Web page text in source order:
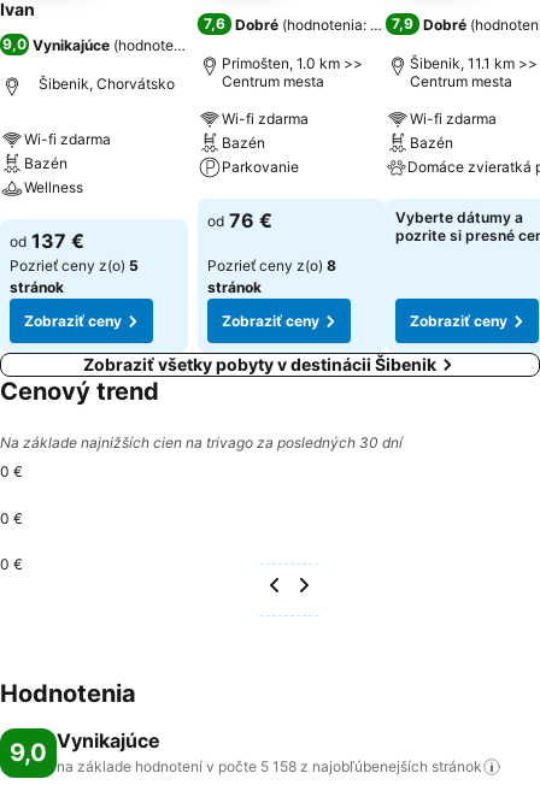
Ivan
9,0 Vynikajúce (hodnotenia: 5 158
Šibenik, Chorvátsko
Wi-fi zdarma
Bazén
Wellness
Zobraziť ceny
od 137 €
Pozrieť ceny z(o) 5
stránok
Zobraziť ceny
7,6 Dobré (hodnotenia: 5 053)
Primošten, 1.0 km >>
Centrum mesta
Wi-fi zdarma
Bazén
Parkovanie
Zobraziť ceny
od 76 €
Pozrieť ceny z(o) 8
stránok
Zobraziť ceny
7,9 Dobré (
Šibenik, 11.1 km >>
Centrum mesta
Wi-fi zdarma
Bazén
Zobraziť ceny
Vyberte dátumy a
pozrite si presné
Zobraziť ceny
Zobraziť všetky pobyty v destinácii Šibenik
Cenový trend
Na základe najnižších cien na trivago za posledných 30 dní
0 €
0 €
0 €
Hodnotenia
9,0 Vynikajúce
na základe hodnotení v počte 5 158 z najobľúbenejších stránok